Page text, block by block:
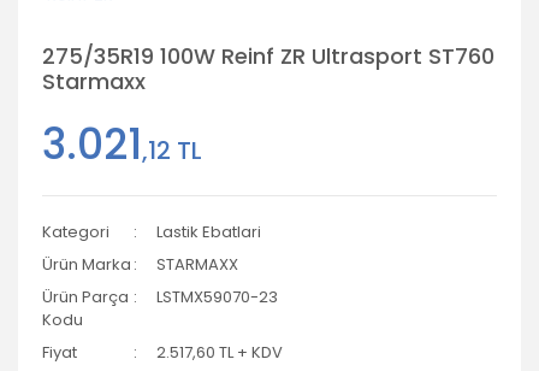
275/35R19 100W Reinf ZR Ultrasport ST760
Starmaxx
3.021,12 TL
Kategori
Lastik Ebatlari
Ürün Marka
STARMAXX
Ürün Parça
Kodu
LSTMX59070-23
Fiyat
2.517,60 TL + KDV